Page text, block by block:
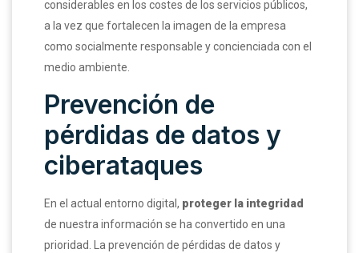
considerables en los costes de los servicios públicos,
a la vez que fortalecen la imagen de la empresa
como socialmente responsable y concienciada con el
medio ambiente.
Prevención de
pérdidas de datos y
ciberataques
En el actual entorno digital, proteger la integridad
de nuestra información se ha convertido en una
prioridad. La prevención de pérdidas de datos y